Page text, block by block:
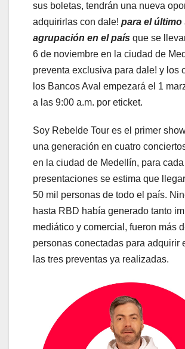
sus boletas, tendrán una nueva
adquirirlas con dale! para el último
agrupación en el país que se
6 de noviembre en la ciudad de
preventa exclusiva para dale! y los
los Bancos Aval empezará el 1
a las 9:00 a.m. por eticket.
Soy Rebelde Tour es el primer
una generación en cuatro
en la ciudad de Medellín, para
presentaciones se estima que
50 mil personas de todo el país.
hasta RBD había generado tanto
mediático y comercial, fueron más
personas conectadas para adquirir
las tres preventas ya realizadas.